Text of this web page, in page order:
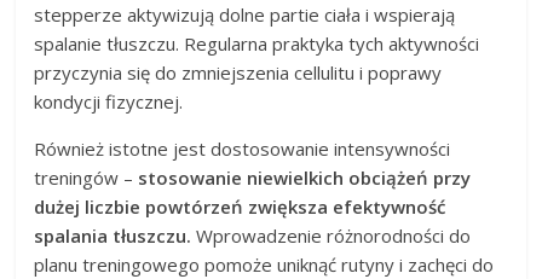
stepperze aktywizują dolne partie ciała i wspierają
spalanie tłuszczu. Regularna praktyka tych aktywności
przyczynia się do zmniejszenia cellulitu i poprawy
kondycji fizycznej.
Również istotne jest dostosowanie intensywności
treningów – stosowanie niewielkich obciążeń przy
dużej liczbie powtórzeń zwiększa efektywność
spalania tłuszczu. Wprowadzenie różnorodności do
planu treningowego pomoże uniknąć rutyny i zachęci do